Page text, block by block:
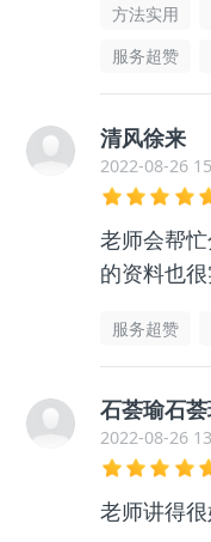
方法实用
服务超赞
清风徐来
2022-08-26
老师会帮
的资料也
服务超赞
石荟瑜石
2022-08-26
老师讲得很